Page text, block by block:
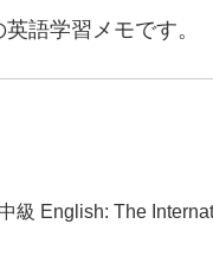
英語学習メモです。
級 English: The